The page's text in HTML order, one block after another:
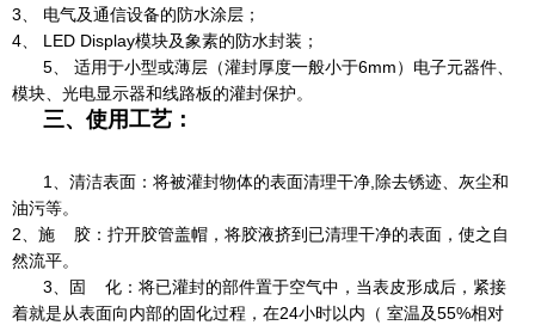
3、 电气及通信设备的防水涂层；
4、 LED Display模块及象素的防水封装；
5、 适用于小型或薄层（灌封厚度一般小于6mm）电子元器件、
模块、光电显示器和线路板的灌封保护。
三、使用工艺：
1、清洁表面：将被灌封物体的表面清理干净,除去锈迹、灰尘和
油污等。
2、施 胶：拧开胶管盖帽，将胶液挤到已清理干净的表面，使之自
然流平。
3、固 化：将已灌封的部件置于空气中，当表皮形成后，紧接
着就是从表面向内部的固化过程，在24小时以内（ 室温及55%相对